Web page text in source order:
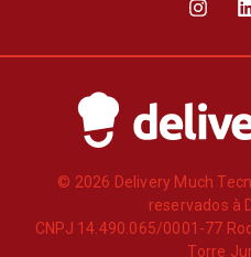
© 2026 Delivery Much
reservados à
CNPJ 14.490.065/0001-77
Torre